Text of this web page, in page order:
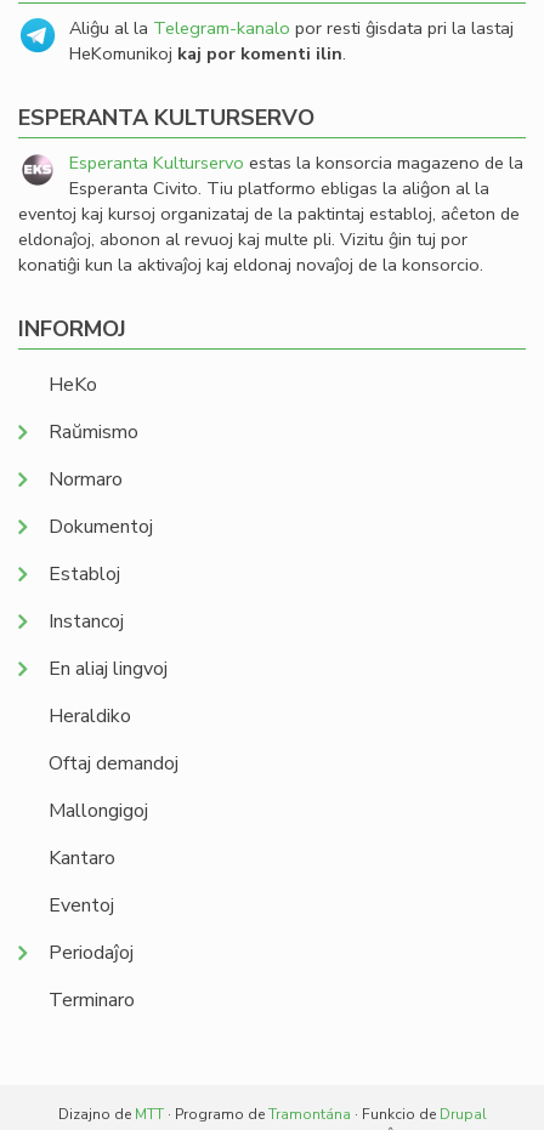
Aliĝu al la Telegram-kanalo por resti ĝisdata pri la lastaj
HeKomunikoj kaj por komenti ilin.
ESPERANTA KULTURSERVO
Esperanta Kulturservo estas la konsorcia magazeno de la
Esperanta Civito. Tiu platformo ebligas la aliĝon al la
eventoj kaj kursoj organizataj de la paktintaj establoj, aĉeton de
eldonaĵoj, abonon al revuoj kaj multe pli. Vizitu ĝin tuj por
konatiĝi kun la aktivaĵoj kaj eldonaj novaĵoj de la konsorcio.
INFORMOJ
HeKo
Raŭmismo
Normaro
Dokumentoj
Establoj
Instancoj
En aliaj lingvoj
Heraldiko
Oftaj demandoj
Mallongigoj
Kantaro
Eventoj
Periodaĵoj
Terminaro
Dizajno de MTT· Programo deTramontána · Funkcio de Drupal